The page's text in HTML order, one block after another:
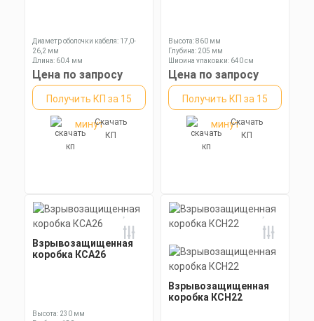
Диаметр оболочки кабеля: 17,0-
26,2 мм
Длина: 60,4 мм
Ключ: 41 мм
Цена по запросу
Получить КП за 15
минутСкачать
КП
Высота: 860 мм
Глубина: 205 мм
Ширина упаковки: 640 см
Цена по запросу
Получить КП за 15
минутСкачать
КП
Взрывозащищенная
коробка КСА26
Высота: 230 мм
Взрывозащищенная
коробка КСН22